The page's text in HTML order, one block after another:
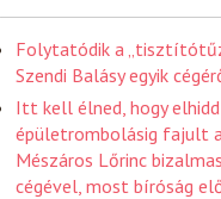
Folytatódik a
Szendi Balásy egyik
Itt kell élned, hogy
épületrombolásig fajult
Mészáros Lőrinc
cégével, most bíróság